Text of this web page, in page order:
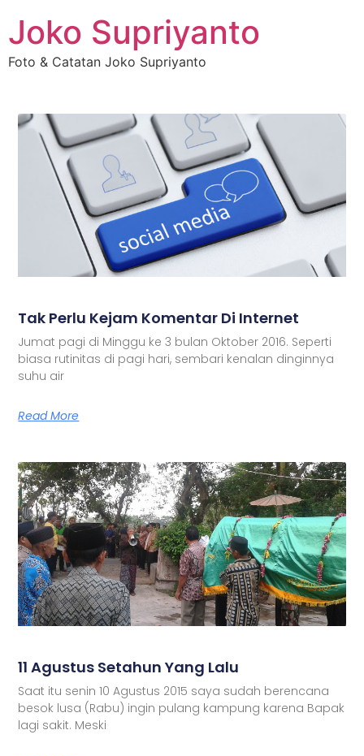
Joko Supriyanto
Foto & Catatan Joko Supriyanto
Tak Perlu Kejam Komentar Di Internet
Jumat pagi di Minggu ke 3 bulan Oktober 2016. Seperti
biasa rutinitas di pagi hari, sembari kenalan dinginnya
suhu air
Read More
11 Agustus Setahun Yang Lalu
Saat itu senin 10 Agustus 2015 saya sudah berencana
besok lusa (Rabu) ingin pulang kampung karena Bapak
lagi sakit. Meski